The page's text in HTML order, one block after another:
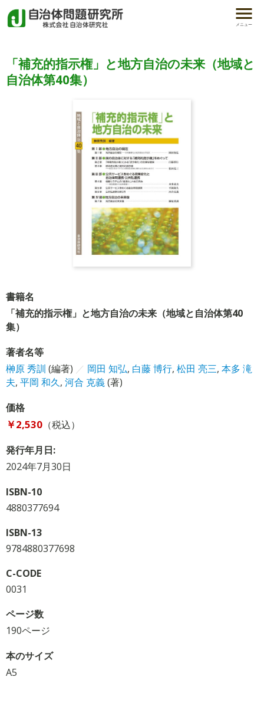
メニュー
「補充的指示権」と地方自治の未来（地域と
自治体第40集）
書籍名
「補充的指示権」と地方自治の未来（地域と自治体第40
集）
著者名等
榊原 秀訓 (編著) ／ 岡田 知弘, 白藤 博行, 松田 亮三, 本多 滝
夫, 平岡 和久, 河合 克義(著)
価格
￥2,530（税込）
発行年月日:
2024年7月30日
ISBN-10
4880377694
ISBN-13
9784880377698
C-CODE
0031
ページ数
190ページ
本のサイズ
A5